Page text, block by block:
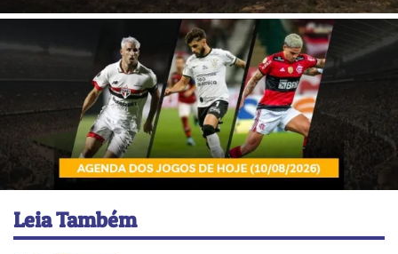
Leia Também